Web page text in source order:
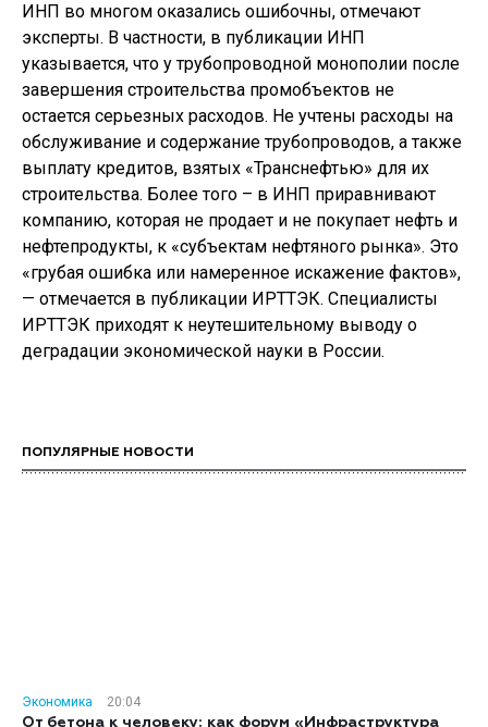
ИНП во многом оказались ошибочны, отмечают
эксперты. В частности, в публикации ИНП
указывается, что у трубопроводной монополии после
завершения строительства промобъектов не
остается серьезных расходов. Не учтены расходы на
обслуживание и содержание трубопроводов, а также
выплату кредитов, взятых «Транснефтью» для их
строительства. Более того – в ИНП приравнивают
компанию, которая не продает и не покупает нефть и
нефтепродукты, к «субъектам нефтяного рынка». Это
«грубая ошибка или намеренное искажение фактов»,
— отмечается в публикации ИРТТЭК. Специалисты
ИРТТЭК приходят к неутешительному выводу о
деградации экономической науки в России.
ПОПУЛЯРНЫЕ НОВОСТИ
Экономика
20:04
От бетона к человеку: как форум «Инфраструктура